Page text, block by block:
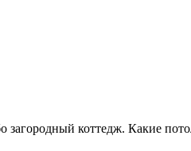
коттедж. Какие